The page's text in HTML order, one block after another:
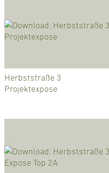
Herbststraße 3
Projektexpose